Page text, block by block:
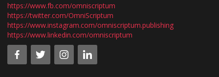
https://www.fb.com/omniscriptum
https://twitter.com/OmniScriptum
https://www.instagram.com/omniscriptum.publishing
https://www.linkedin.com/omniscriptum